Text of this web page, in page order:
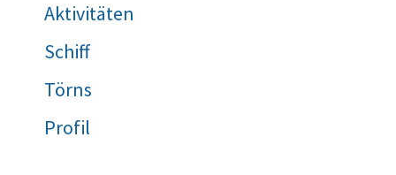
Aktivitäten
Schiff
Törns
Profil